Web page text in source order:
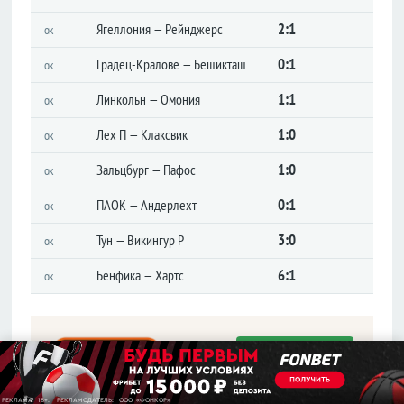
ок Ягеллония — Рейнджерс 2:1
ок Градец-Кралове — Бешикташ 0:1
ок Линкольн — Омония 1:1
ок Лех П — Клаксвик 1:0
ок Зальцбург — Пафос 1:0
ок ПАОК — Андерлехт 0:1
ок Тун — Викингур Р 3:0
ок Бенфика — Хартс 6:1
Фрибет 10 000 рублей всем
конференций
Товарищеские
Либертадорес
Лига наций
Лига
Азии
Премьер-
лига
Первая
лига
Вторая